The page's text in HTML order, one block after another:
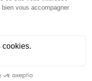
réservés.